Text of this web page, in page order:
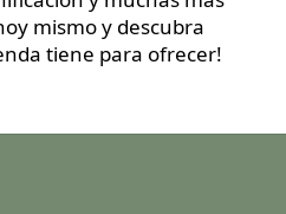
mismo y descubra
tiene para ofrecer!